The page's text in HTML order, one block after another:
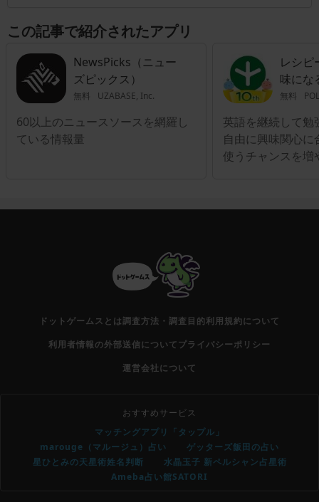
この記事で紹介されたアプリ
NewsPicks（ニュー
ズピックス）
無料 UZABASE, Inc.
60以上のニュースソースを網羅し
ている情報量
レシピ
味にな
無料
英語を継続して勉
自由に興味関心
使うチャンスを増
ドットゲームスとは調査方法・調査目的利用規約について
利用者情報の外部送信についてプライバシーポリシー
運営会社について
おすすめサービス
マッチングアプリ「タップル」
marouge（マルージュ）占い
ゲッターズ飯田の占い
星ひとみの天星術姓名判断
水晶玉子 新ペルシャン占星術
Ameba占い館SATORI